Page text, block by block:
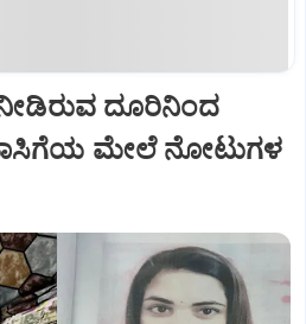
ದೂರಿನಿಂದ
ಮೇಲೆ ನೋಟುಗಳ